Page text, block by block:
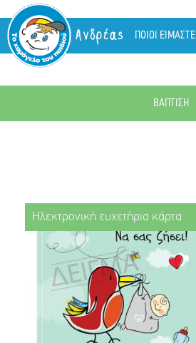
Ανδρέας ΠΟΙΟΙ ΕΙΜΑΣΤΕ
ΒΑΠΤΙΣΗ
Ηλεκτρονική ευχετήρια κάρτα